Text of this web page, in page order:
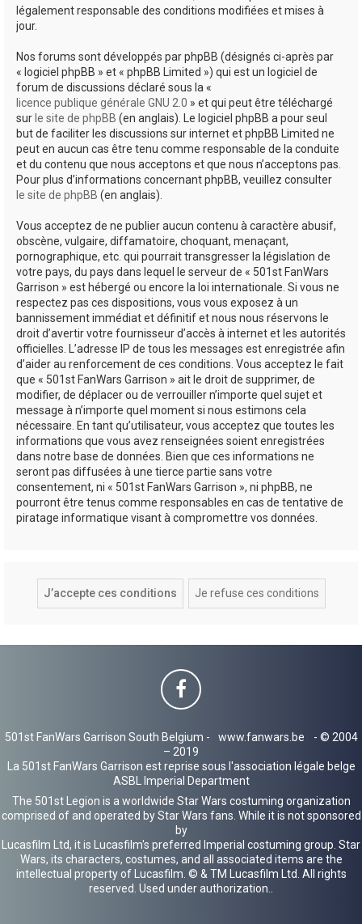
légalement responsable des conditions modifiées et mises à
jour.
Nos forums sont développés par phpBB (désignés ci-après par
« logiciel phpBB » et « phpBB Limited ») qui est un logiciel de
forum de discussions déclaré sous la «
licence publique générale GNU 2.0 » et qui peut être téléchargé
sur le site de phpBB (en anglais). Le logiciel phpBB a pour seul
but de faciliter les discussions sur internet et phpBB Limited ne
peut en aucun cas être tenu comme responsable de la conduite
et du contenu que nous acceptons et que nous n’acceptons pas.
Pour plus d’informations concernant phpBB, veuillez consulter
le site de phpBB (en anglais).
Vous acceptez de ne publier aucun contenu à caractère abusif,
obscène, vulgaire, diffamatoire, choquant, menaçant,
pornographique, etc. qui pourrait transgresser la législation de
votre pays, du pays dans lequel le serveur de « 501st FanWars
Garrison » est hébergé ou encore la loi internationale. Si vous ne
respectez pas ces dispositions, vous vous exposez à un
bannissement immédiat et définitif et nous nous réservons le
droit d’avertir votre fournisseur d’accès à internet et les autorités
officielles. L’adresse IP de tous les messages est enregistrée afin
d’aider au renforcement de ces conditions. Vous acceptez le fait
que « 501st FanWars Garrison » ait le droit de supprimer, de
modifier, de déplacer ou de verrouiller n’importe quel sujet et
message à n’importe quel moment si nous estimons cela
nécessaire. En tant qu’utilisateur, vous acceptez que toutes les
informations que vous avez renseignées soient enregistrées
dans notre base de données. Bien que ces informations ne
seront pas diffusées à une tierce partie sans votre
consentement, ni « 501st FanWars Garrison », ni phpBB, ne
pourront être tenus comme responsables en cas de tentative de
piratage informatique visant à compromettre vos données.
501st FanWars Garrison South Belgium - www.fanwars.be
- © 2004
– 2019
La 501st FanWars Garrison est reprise sous l'association légale belge
ASBL Imperial Department
The 501st Legion is a worldwide Star Wars costuming organization
comprised of and operated by Star Wars fans. While it is not sponsored
by
Lucasfilm Ltd, it is Lucasfilm's preferred Imperial costuming group. Star
Wars, its characters, costumes, and all associated items are the
intellectual property of Lucasfilm. © & TM Lucasfilm Ltd. All rights
reserved. Used under authorization..